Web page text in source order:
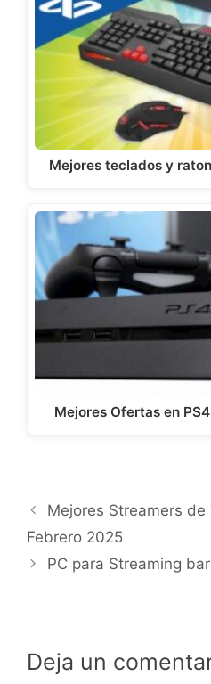
Mejores teclados y
Mejores Ofertas en
Mejores Streamers de
Febrero 2025
PC para Streaming
Deja un